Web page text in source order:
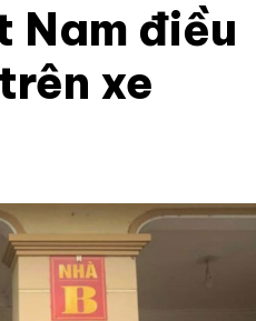
Nam điều
xe